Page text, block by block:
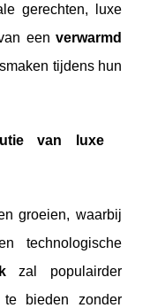
gerechten, luxe
een verwarmd
tijdens hun
van luxe
groeien, waarbij
technologische
zal populairder
te bieden zonder